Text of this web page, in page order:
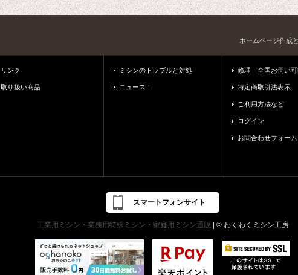
ホームページ作成
リンク
取り扱い商品
ミシンのトラブルと対処
ニュース！
修理 全国お伺い可
特定商取引法表示
ご利用方法など
ログイン
お問合わせフォーム
スマートフォンサイト
工業用ミシン・業務用特殊ミシン・家庭用ミシン通販 | © わくわくミシン工房